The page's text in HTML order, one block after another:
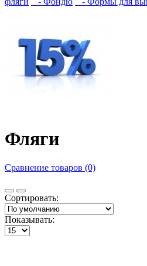
Фляги
Сравнение товаров (0)
Сортировать:
Показывать: